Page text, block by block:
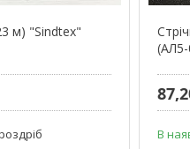
м) "Sindtex"
В